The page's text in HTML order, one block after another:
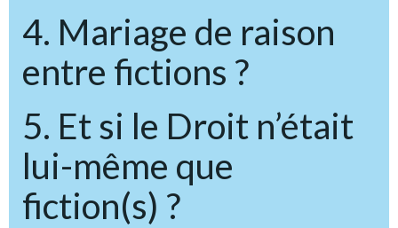
4. Mariage de raison
entre fictions ?
5. Et si le Droit n’était
lui-même que
fiction(s) ?